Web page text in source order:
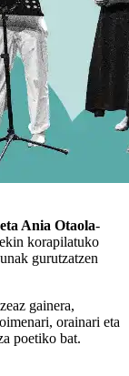
Ania Otaola-
korapilatuko
gurutzatzen
gainera,
orainari eta
poetiko bat.